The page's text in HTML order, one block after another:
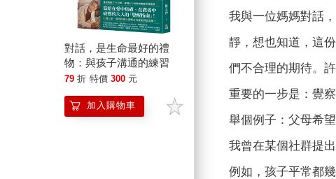
對話，是生命最好的禮
物：與孩子溝通的練習
79 折 特價 300 元
加入購物車
我與一位媽媽對話
靜，想也知道，這
們不合理的期待。
重要的一步是：覺
舉個例子：父母希
我曾在某個社群提
例如，孩子平常都